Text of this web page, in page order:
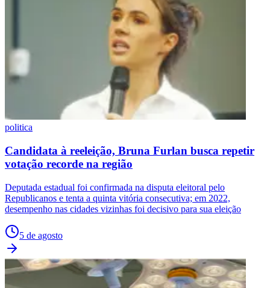
politica
Candidata à reeleição, Bruna Furlan busca repetir
votação recorde na região
Deputada estadual foi confirmada na disputa eleitoral pelo
Republicanos e tenta a quinta vitória consecutiva; em 2022,
desempenho nas cidades vizinhas foi decisivo para sua eleição
5 de agosto